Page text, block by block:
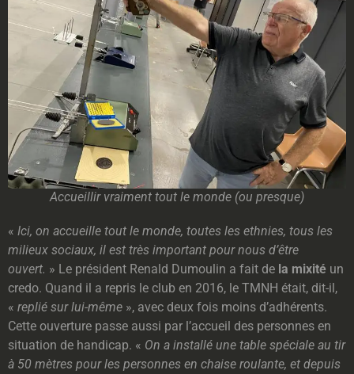
Accueillir vraiment tout le monde (ou presque)
« Ici, on accueille tout le monde, toutes les ethnies, tous les
milieux sociaux, il est très important pour nous d’être
ouvert. » Le président Renald Dumoulin a fait de la mixité un
credo. Quand il a repris le club en 2016, le TMNH était, dit-il,
« replié sur lui-même », avec deux fois moins d’adhérents.
Cette ouverture passe aussi par l’accueil des personnes en
situation de handicap. « On a installé une table spéciale au tir
à 50 mètres pour les personnes en chaise roulante, et depuis